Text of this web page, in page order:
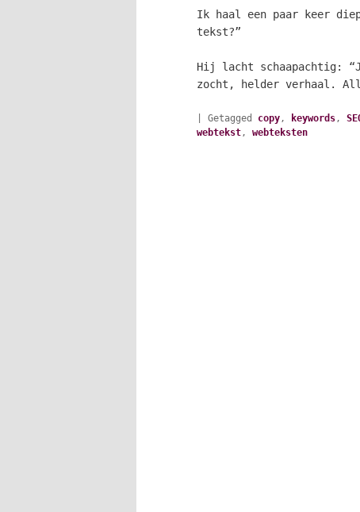
Ik haal een paar keer
tekst?”
Hij lacht schaapachtig:
zocht, helder verhaal.
Getagged copy, keywords,
webtekst, webteksten